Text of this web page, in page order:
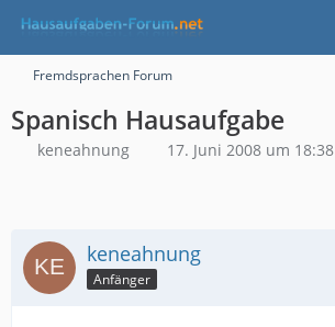
Fremdsprachen Forum
Spanisch Hausaufgabe
keneahnung 17. Juni 2008 um 18:38
keneahnung
Anfänger